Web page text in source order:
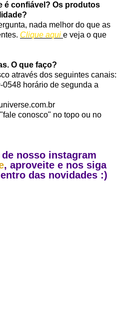
é confiável? Os produtos
nada melhor do que as
Clique aqui e veja o que
O que faço?
através dos seguintes canais:
horário de segunda a
conosco" no topo ou no
nosso instagram
, aproveite e nos siga
das novidades :)